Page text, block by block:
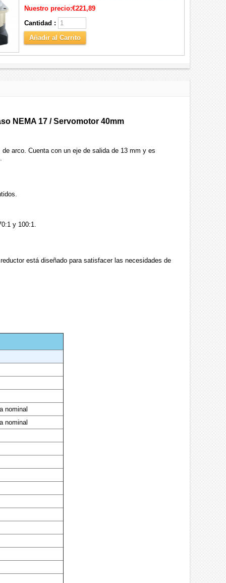
Nuestro precio:€221,89
Cantidad :
Añadir al Carrito
NEMA 17 / Servomotor 40mm
arco. Cuenta con un eje de salida de 13 mm y es
y 100:1.
está diseñado para satisfacer las necesidades de
nominal
nominal